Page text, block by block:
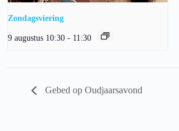
Zondagsviering
9 augustus 10:30 - 11:30
Gebed op Oudjaarsavond